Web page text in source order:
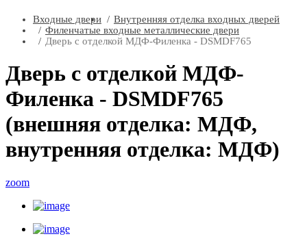
Входные двери
Внутренняя отделка входных дверей
Филенчатые входные металлические двери
Дверь с отделкой МДФ-Филенка - DSMDF765
Дверь с отделкой МДФ-
Филенка - DSMDF765
(внешняя отделка: МДФ,
внутренняя отделка: МДФ)
zoom